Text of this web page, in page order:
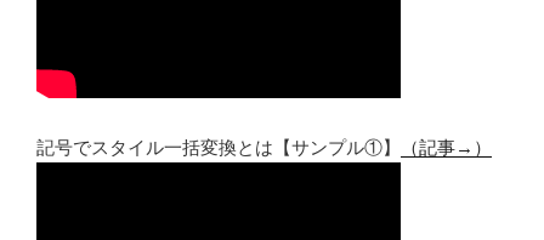
記号でスタイル一括変換とは【サンプル①】 （記事→）